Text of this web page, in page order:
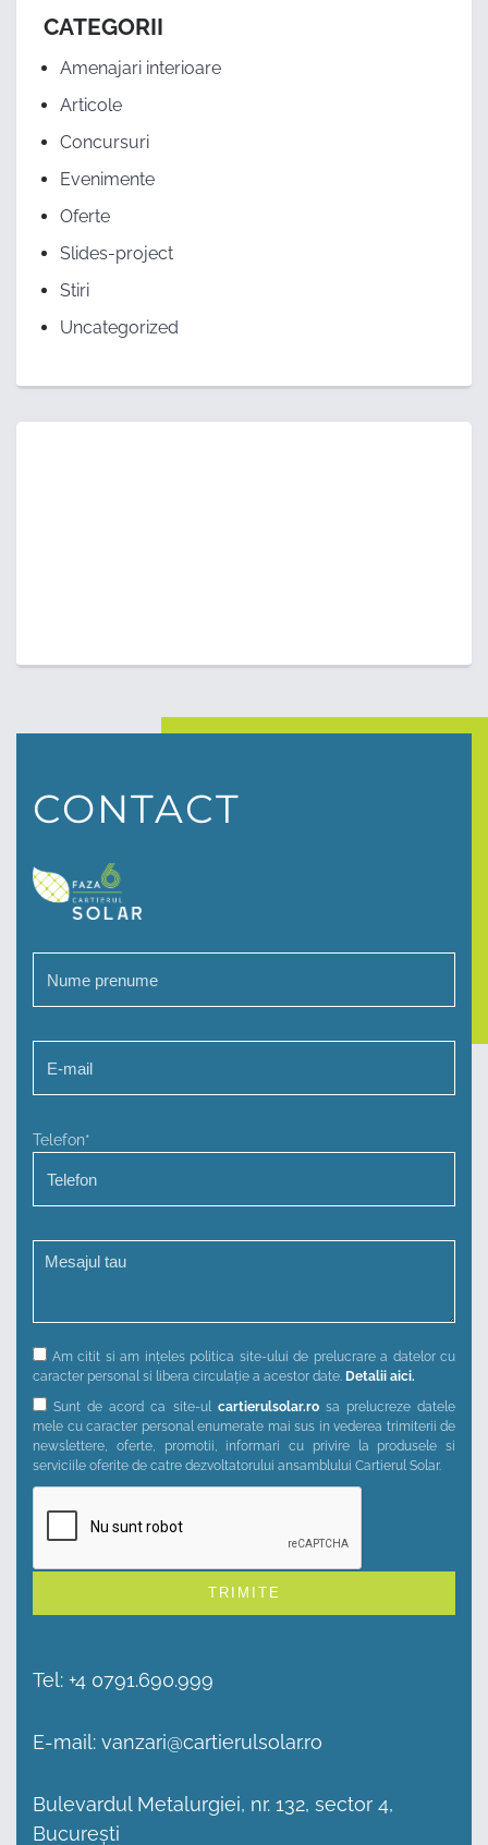
CATEGORII
Amenajari interioare
Articole
Concursuri
Evenimente
Oferte
Slides-project
Stiri
Uncategorized
CONTACT
Telefon*
Am citit si am ințeles politica site-ului de prelucrare a datelor cu
caracter personal si libera circulație a acestor date. Detalii aici.
Sunt de acord ca site-ul cartierulsolar.rosa prelucreze datele
mele cu caracter personal enumerate mai sus in vederea trimiterii de
newslettere, oferte, promotii, informari cu privire la produsele si
serviciile oferite de catre dezvoltatorului ansamblului Cartierul Solar.
Tel: +4 0791.690.999
E-mail: vanzari@cartierulsolar.ro
Bulevardul Metalurgiei, nr. 132, sector 4,
București